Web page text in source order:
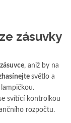
zásuvky
, aniž by na
světlo a
svítící kontrolkou
rozpočtu.